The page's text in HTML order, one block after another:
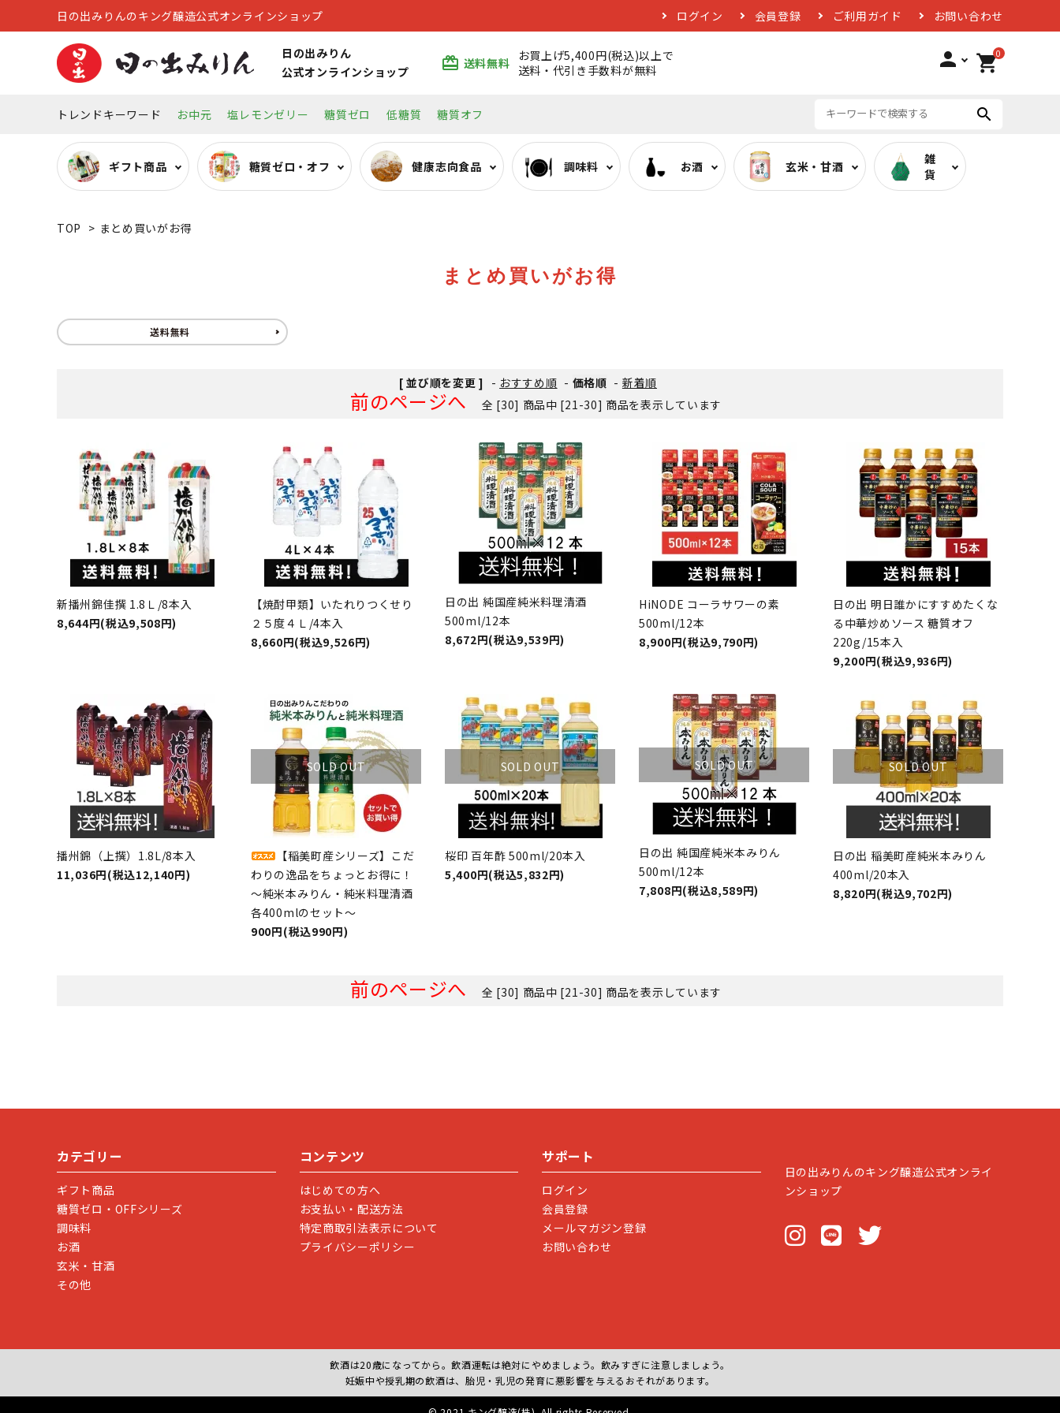
日の出みりんのキング醸造公式オンラインショップ ログイン 会員登録 ご利用ガイド お問い合わせ
日の出みりん
公式オンラインショップ
card_giftcard 送料無料
お買上げ5,400円(税込)以上で
送料・代引き手数料が無料
person 0
shopping_cart
トレンドキーワード お中元 塩レモンゼリー 糖質ゼロ 低糖質 糖質オフ search
ギフト商品 糖質ゼロ・オフ 健康志向食品 調味料 お酒 玄米・甘酒
雑
貨
TOP > まとめ買いがお得
まとめ買いがお得
送料無料
[ 並び順を変更 ] - おすすめ順 - 価格順 - 新着順
前のページへ 全 [30] 商品中 [21-30] 商品を表示しています
新播州錦佳撰 1.8Ｌ/8本入
8,644円(税込9,508円)
【焼酎甲類】いたれりつくせり
２５度４Ｌ/4本入
8,660円(税込9,526円)
日の出 純国産純米料理清酒
500ml/12本
8,672円(税込9,539円)
HiNODE コーラサワーの素
500ml/12本
8,900円(税込9,790円)
日の出 明日誰かにすすめたくな
る中華炒めソース 糖質オフ
220g/15本入
9,200円(税込9,936円)
播州錦（上撰）1.8L/8本入
11,036円(税込12,140円)
SOLD OUT
【稲美町産シリーズ】こだ
わりの逸品をちょっとお得に！
～純米本みりん・純米料理清酒
各400mlのセット～
900円(税込990円)
SOLD OUT
桜印 百年酢 500ml/20本入
5,400円(税込5,832円)
SOLD OUT
日の出 純国産純米本みりん
500ml/12本
7,808円(税込8,589円)
SOLD OUT
日の出 稲美町産純米本みりん
400ml/20本入
8,820円(税込9,702円)
前のページへ 全 [30] 商品中 [21-30] 商品を表示しています
カテゴリー
ギフト商品
糖質ゼロ・OFFシリーズ
調味料
お酒
玄米・甘酒
その他
コンテンツ
はじめての方へ
お支払い・配送方法
特定商取引法表示について
プライバシーポリシー
サポート
ログイン
会員登録
メールマガジン登録
お問い合わせ
日の出みりんのキング醸造公式オンライ
ンショップ
飲酒は20歳になってから。飲酒運転は絶対にやめましょう。飲みすぎに注意しましょう。
妊娠中や授乳期の飲酒は、胎児・乳児の発育に悪影響を与えるおそれがあります。